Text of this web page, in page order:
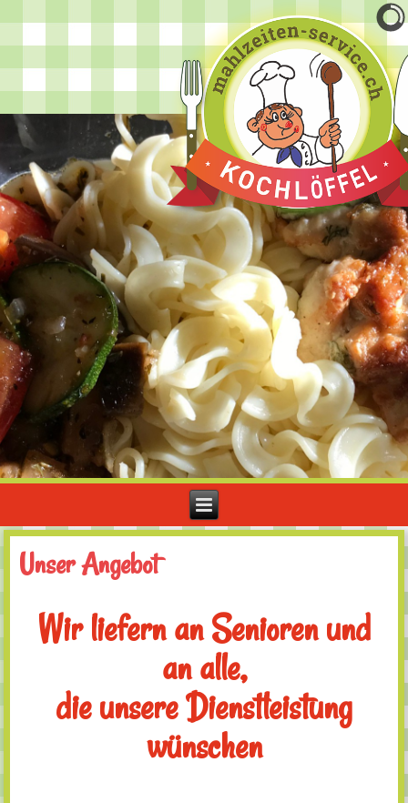
Unser Angebot
Wir liefern an Senioren und
an alle,
die unsere Dienstleistung
wünschen